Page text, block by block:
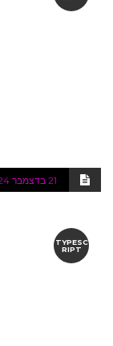
21 בדצמבר 2024
TYPESC
RIPT